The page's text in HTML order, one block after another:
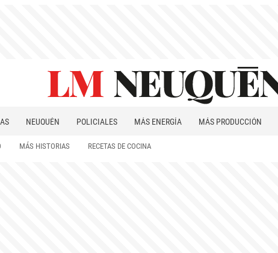
NEUQUÉN POLICIALES MÁS ENERGÍA MÁS PRODUCCIÓN
MÁS HISTORIAS RECETAS DE COCINA